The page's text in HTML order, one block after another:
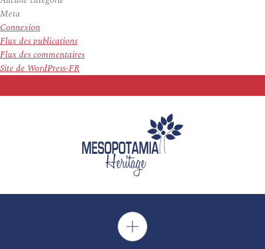
Meta
Connexion
Flux des publications
Flux des commentaires
Site de WordPress-FR